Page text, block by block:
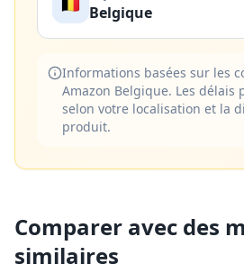
Belgique
Informations basées sur les
Amazon Belgique. Les délais
selon votre localisation et la
produit.
Comparer avec des
similaires